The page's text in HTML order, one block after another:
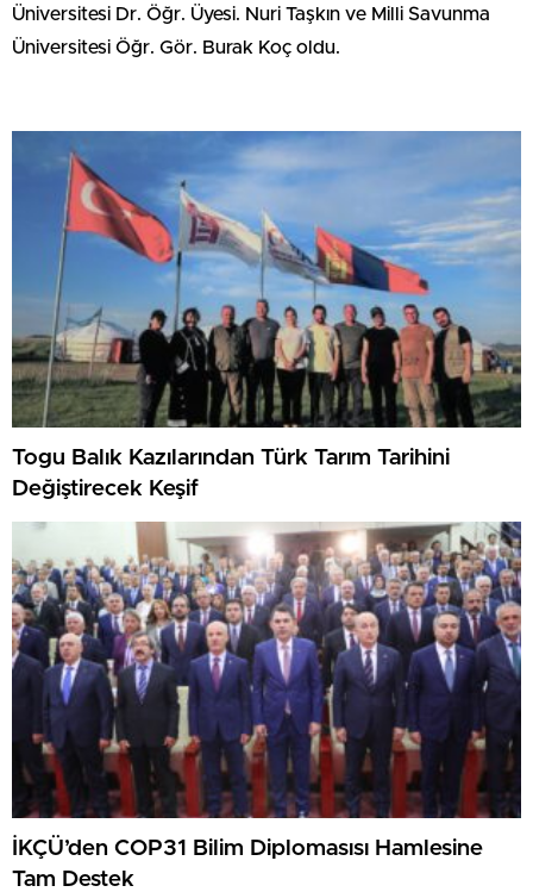
Üniversitesi Dr. Öğr. Üyesi. Nuri Taşkın ve Milli Savunma
Üniversitesi Öğr. Gör. Burak Koç oldu.
Togu Balık Kazılarından Türk Tarım Tarihini
Değiştirecek Keşif
İKÇÜ’den COP31 Bilim Diplomasısı Hamlesine
Tam Destek